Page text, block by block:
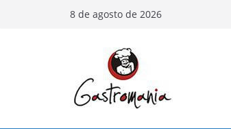
8 de agosto de 2026